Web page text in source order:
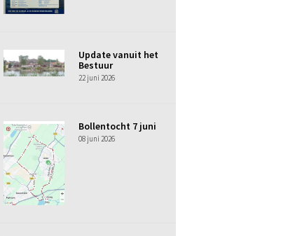
Update vanuit het
Bestuur
22 juni 2026
Bollentocht 7 juni
08 juni 2026